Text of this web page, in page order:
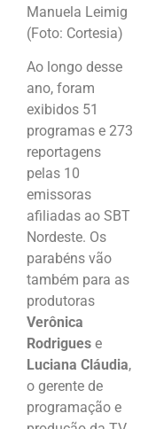
Manuela Leimig
(Foto: Cortesia)
Ao longo desse
ano, foram
exibidos 51
programas e 273
reportagens
pelas 10
emissoras
afiliadas ao SBT
Nordeste. Os
parabéns vão
também para as
produtoras
Verônica
Rodrigues e
Luciana Cláudia,
o gerente de
programação e